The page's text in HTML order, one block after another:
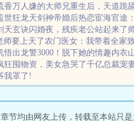
香万人嫌的大师兄重生后，天道跪
世狂龙天剑神帝婚后热恋宦海官途
天玄诀闪婚夜，残疾老公站起来了
师要上天了农门医女：我带着全家
出龙警3000！ 脱下她的情趣内衣
狂囤物资，美女急哭了千亿总裁宠
我罩了!
节均由网友上传，转载至本站只是